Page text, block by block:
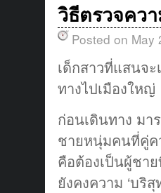
วิธีตรวจคว
Posted on May
เด็กสาวที่แสนจ
ทางไปเมืองใหญ่
ก่อนเดินทาง มา
ชายหนุ่มคนที่คู่ค
คือต้องเป็นผู้ชา
ยังคงความ ‘บริสุ